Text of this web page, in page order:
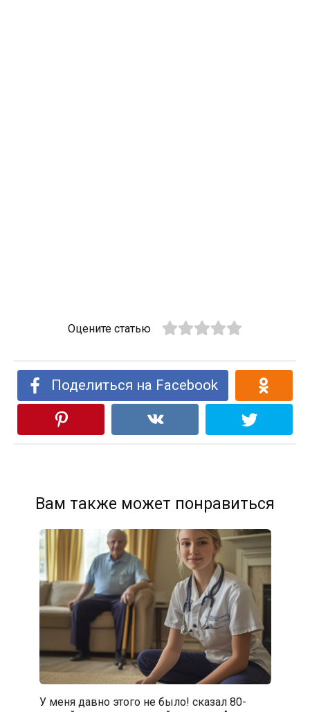
Оцените статью
Поделиться на Facebook
Вам также может понравиться
У меня давно этого не было! сказал 80-